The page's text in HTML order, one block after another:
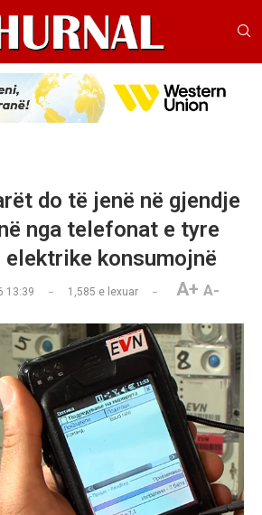
do të jenë në gjendje
nga telefonat e tyre
elektrike konsumojnë
13:39 1,585 e lexuar A+ A-